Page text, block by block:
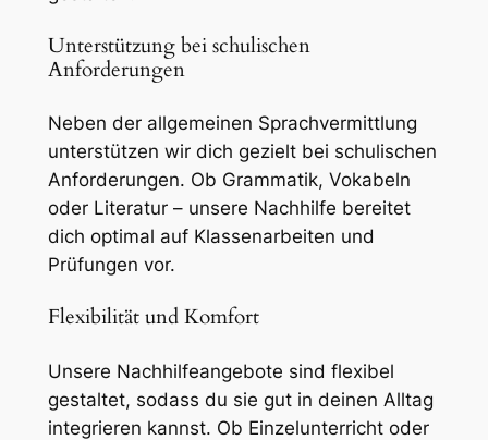
Unterstützung bei schulischen
Anforderungen
Neben der allgemeinen Sprachvermittlung
unterstützen wir dich gezielt bei schulischen
Anforderungen. Ob Grammatik, Vokabeln
oder Literatur – unsere Nachhilfe bereitet
dich optimal auf Klassenarbeiten und
Prüfungen vor.
Flexibilität und Komfort
Unsere Nachhilfeangebote sind flexibel
gestaltet, sodass du sie gut in deinen Alltag
integrieren kannst. Ob Einzelunterricht oder